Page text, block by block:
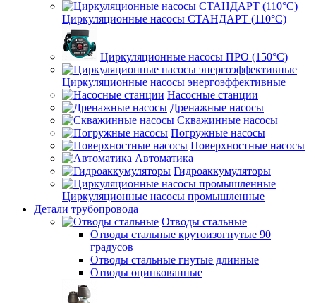
Циркуляционные насосы СТАНДАРТ (110°C)
Циркуляционные насосы ПРО (150°C)
Циркуляционные насосы энергоэффективные
Насосные станции
Дренажные насосы
Скважинные насосы
Погружные насосы
Поверхностные насосы
Автоматика
Гидроаккумуляторы
Циркуляционные насосы промышленные
Детали трубопровода
Отводы стальные
Отводы стальные крутоизогнутые 90
градусов
Отводы стальные гнутые длинные
Отводы оцинкованные